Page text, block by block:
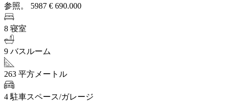
参照。 5987 € 690.000
8 寝室
9 バスルーム
263 平方メートル
4 駐車スペース/ガレージ